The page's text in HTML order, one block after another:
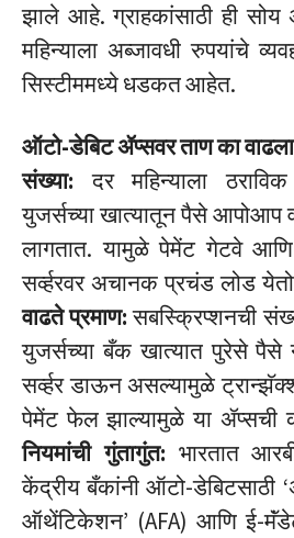
झाले आहे. ग्राहकांसाठी ही
महिन्याला अब्जावधी रुपयांचे
सिस्टीममध्ये धडकत आहेत.
ऑटो-डेबिट ॲप्सवर ताण का
संख्या: दर महिन्याला
युजर्सच्या खात्यातून पैसे
लागतात. यामुळे पेमेंट गेटवे
सर्व्हरवर अचानक प्रचंड लोड
वाढते प्रमाण:सबस्क्रिप्शनची
युजर्सच्या बँक खात्यात पुरेसे पैसे
सर्व्हर डाऊन असल्यामुळे
पेमेंट फेल झाल्यामुळे या ॲप्सची
नियमांची गुंतागुंत: भारतात
केंद्रीय बँकांनी ऑटो-
ऑथेंटिकेशन’ (AFA) आणि ई-